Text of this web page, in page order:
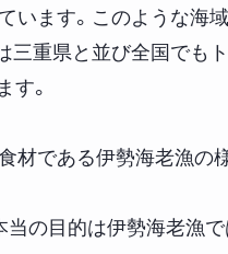
います。このような海
三重県と並び全国でも
す。
材である伊勢海老漁の
当の目的は伊勢海老漁で